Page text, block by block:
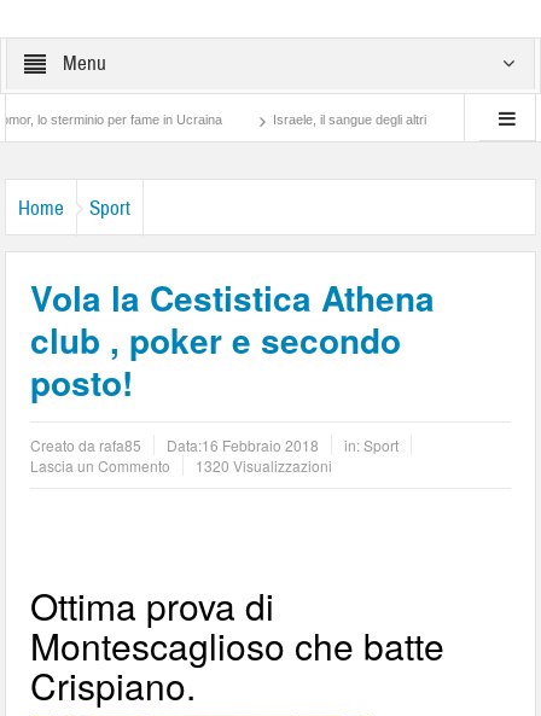
Menu
per fame in Ucraina Israele, il sangue degli altri Lotta di classe… tra
Home Sport
Vola la Cestistica Athena
club , poker e secondo
posto!
Creato da rafa85 Data:16 Febbraio 2018 in:Sport
Lascia un Commento
1320 Visualizzazioni
Ottima prova di
Montescaglioso che batte
Crispiano.